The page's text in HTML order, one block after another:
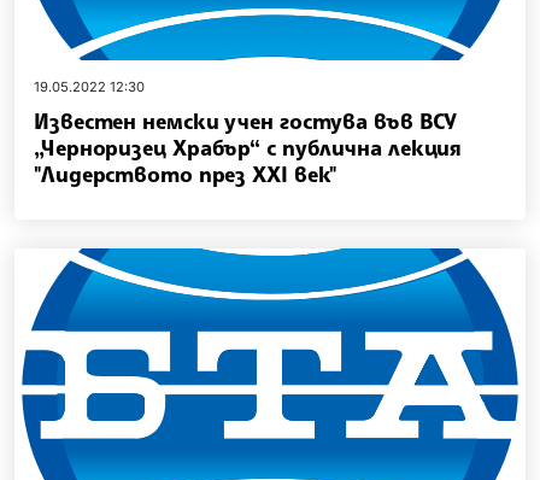
19.05.2022 12:30
Известен немски учен гостува във ВСУ
„Черноризец Храбър“ с публична лекция
"Лидерството през XXI век"